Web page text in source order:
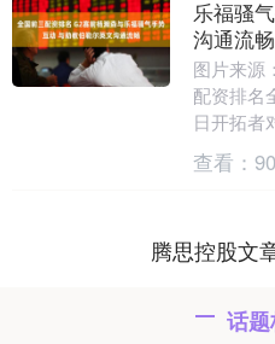
乐福骚
沟通流畅
图片来源
配资排名
日开拓者
到杨瀚
伯....
查看： 90
腾思控股文
话